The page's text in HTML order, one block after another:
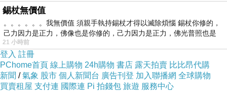
股價大漲後，最近兩個交易日出現回調
牛熊證可以在證券交易所上市
相關結算金額約為估值後3個結算日
畢竟，牛熊證是另一個大坑
錫杖無價值
。。。。。。我無價值 須親手執持錫杖才得以滅除煩惱 錫杖你修的，
己力因力是正力，佛像也是你修的，己力因力是正力，佛光普照也是
21 小時前
登入 註冊
PChome首頁 線上購物 24h購物 書店 露天拍賣 比比昂代購
新聞 /氣象 股市 個人新聞台 廣告刊登 加入聯播網 全球購物
買賣租屋 支付連 國際連 Pi 拍錢包 旅遊 服務中心